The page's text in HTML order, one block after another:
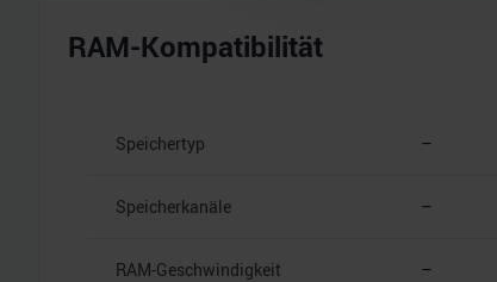
möglicherweise mit
der Dienste gesammelt
RAM-Kompatibilität
Speichertyp –
Speicherkanäle –
RAM-Geschwindigkeit –